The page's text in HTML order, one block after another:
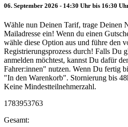
06. September 2026 - 14:30 Uhr bis 16:30
Wähle nun Deinen Tarif, trage Deinen
Mailadresse ein! Wenn du einen
wähle diese Option aus und führe den
Registrierungsprozess durch! Falls Du
anmelden möchtest, kannst Du dafür
Fahrer:innen" nutzen. Wenn Du fertig
"In den Warenkorb". Stornierung bis
Keine Mindestteilnehmerzahl.
1783953763
Gesamt: